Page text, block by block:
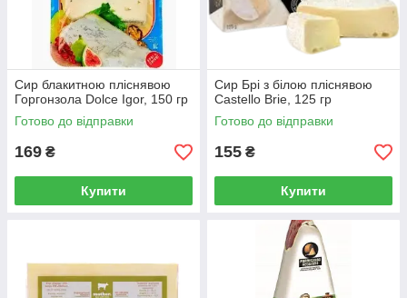
Сир блакитною пліснявою
Горгонзола Dolce Igor, 150 гр
Готово до відправки
169 ₴
Купити
Сир Брі з білою пліснявою
Castello Brie, 125 гр
Готово до відправки
155 ₴
Купити